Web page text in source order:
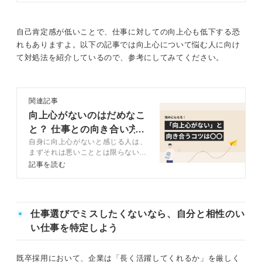
実した社会人生活を取り戻しましょ
自己肯定感が低いことで、仕事に対しての向上心も低下する恐
れもありますよ。以下の記事では向上心について悩む人に向け
て対処法を紹介しているので、参考にしてみてください。
関連記事
向上心がないのはだめなこ
と？ 仕事との向き合い方
をパターン別で解説
自身に向上心がないと感じる人は、
まずそれは悪いこととは限らないこ
とを理解することが重要です。この
戻す方法も解説するので、参考にし
てみてください。
記事を読む
仕事選びでミスしたくないなら、自分と相性のい
い仕事を特定しよう
既卒採用において、企業は「長く活躍してくれるか」を厳しく